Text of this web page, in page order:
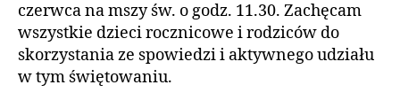
czerwca na mszy św. o godz. 11.30. Zachęcam
wszystkie dzieci rocznicowe i rodziców do
skorzystania ze spowiedzi i aktywnego udziału
w tym świętowaniu.